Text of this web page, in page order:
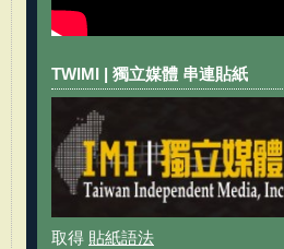
TWIMI | 獨立媒體 串連貼紙
取得 貼紙語法